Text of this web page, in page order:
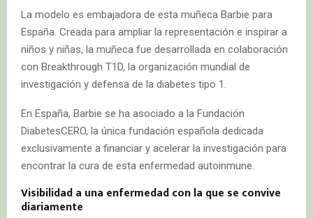
La modelo es embajadora de esta muñeca Barbie para
España. Creada para ampliar la representación e inspirar a
niños y niñas, la muñeca fue desarrollada en colaboración
con Breakthrough T1D, la organización mundial de
investigación y defensa de la diabetes tipo 1.
En España, Barbie se ha asociado a la Fundación
DiabetesCERO, la única fundación española dedicada
exclusivamente a financiar y acelerar la investigación para
encontrar la cura de esta enfermedad autoinmune.
Visibilidad a una enfermedad con la que se convive
diariamente